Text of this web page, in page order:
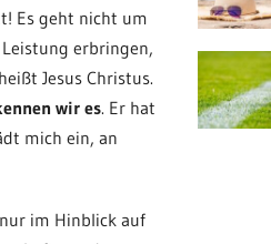
Es geht nicht um
erbringen,
Jesus Christus.
wir es. Er hat
mich ein, an
im Hinblick auf